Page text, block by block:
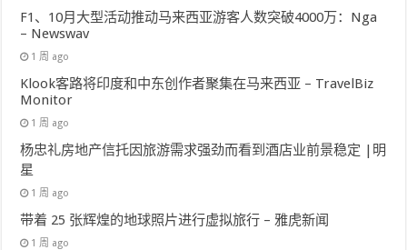
F1、10月大型活动推动马来西亚游客人数突破4000万：Nga
– Newswav
1 周 ago
Klook客路将印度和中东创作者聚集在马来西亚 – TravelBiz
Monitor
1 周 ago
杨忠礼房地产信托因旅游需求强劲而看到酒店业前景稳定 |明
星
1 周 ago
带着 25 张辉煌的地球照片进行虚拟旅行 – 雅虎新闻
1 周 ago